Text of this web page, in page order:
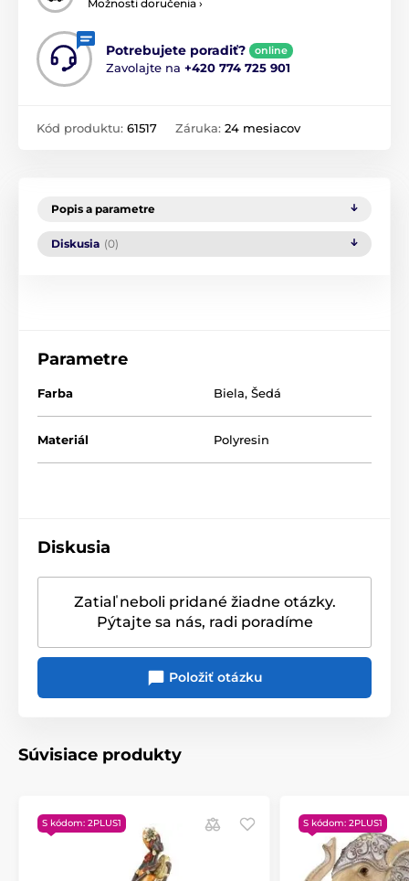
Možnosti doručenia ›
Potrebujete poradiť? online
Zavolajte na +420 774 725 901
Kód produktu: 61517 Záruka: 24 mesiacov
Popis a parametre
Diskusia (0)
Parametre
Farba Biela, Šedá
Materiál Polyresin
Diskusia
Zatiaľ neboli pridané žiadne otázky.
Pýtajte sa nás, radi poradíme
Položiť otázku
Súvisiace produkty
S kódom: 2PLUS1 S kódom: 2PLUS1